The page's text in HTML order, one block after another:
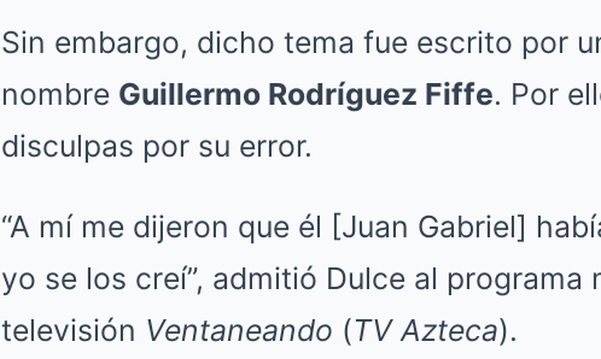
Sin embargo, dicho tema fue escrito por
nombre Guillermo Rodríguez Fiffe. Por
disculpas por su error.
“A mí me dijeron que él [Juan Gabriel]
yo se los creí”, admitió Dulce al programa
televisión Ventaneando (TV Azteca).